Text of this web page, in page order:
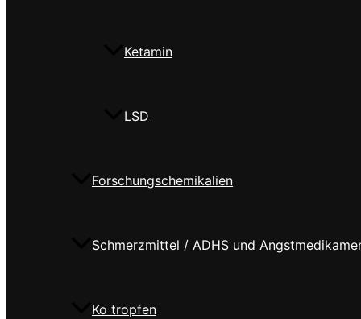
Ketamin
LSD
Forschungschemikalien
Schmerzmittel / ADHS und
Ko tropfen